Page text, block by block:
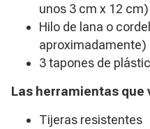
unos 3 cm x 12 cm)
Hilo de lana o
aproximadamente)
3 tapones de
Las herramientas que
Tijeras resistentes